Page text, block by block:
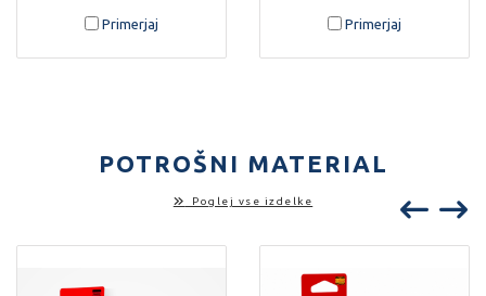
Primerjaj Primerjaj
POTROŠNI MATERIAL
Poglej vse izdelke